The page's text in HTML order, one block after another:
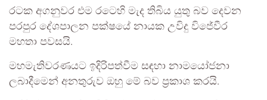
රටක අගනුවර එම රටෙහි මැද තිබිය යුතු බව දෙවන
පරපුර දේශපාලන පක්ෂයේ නායක උවිදු විජේවීර
මහතා පවසයි.
මහමැතිවරණයට ඉදිරිපත්වීම සඳහා නාමයෝජනා
ලබාදීමෙන් අනතුරුව ඔහු මේ බව ප්‍රකාශ කරයි.